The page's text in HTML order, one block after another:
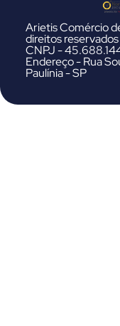
Arietis Comércio
direitos reservados
CNPJ -
Endereço - Rua
Paulínia - SP